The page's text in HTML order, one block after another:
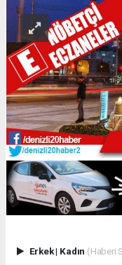
Erkek| Kadın (Haberi